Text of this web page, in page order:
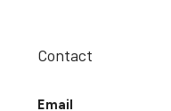
Contact
Email